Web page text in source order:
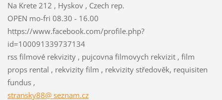
Na Krete 212 , Hyskov , Czech rep.
OPEN mo-fri 08.30 - 16.00
https://www.facebook.com/profile.php?
id=100091339737134
rss filmové rekvizity , pujcovna filmovych rekvizit , film
props rental , rekvizity film , rekvizity středověk, requisiten
fundus ,
stransky88@ seznam.cz